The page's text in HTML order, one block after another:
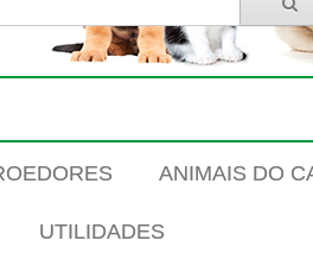
ANIMAIS DO
UTILIDADES